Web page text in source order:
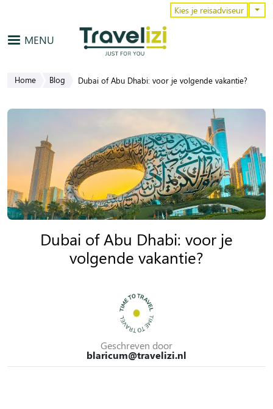
Overslaan en naar de inhoud gaan
MENU
Kies je reisadviseur
Home Blog Dubai of Abu Dhabi: voor je volgende vakantie?
Dubai of Abu Dhabi: voor je
volgende vakantie?
cultuur
Geschreven door
blaricum@travelizi.nl